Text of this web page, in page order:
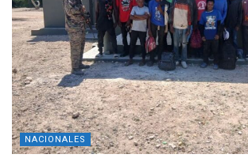
NACIONALES